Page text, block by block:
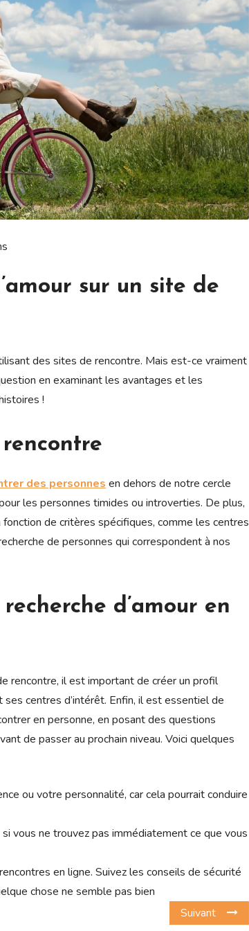
sur un site de
des sites de rencontre. Mais est-ce vraiment
en examinant les avantages et les
!
des personnesen dehors de notre cercle
les personnes timides ou introverties. De plus,
de critères spécifiques, comme les centres
de personnes qui correspondent à nos
d’amour en
rencontre, il est important de créer un profil
centres d’intérêt. Enfin, il est essentiel de
en personne, en posant des questions
de passer au prochain niveau. Voici quelques
ou votre personnalité, car cela pourrait conduire
vous ne trouvez pas immédiatement ce que vous
en ligne. Suivez les conseils de sécurité
chose ne semble pas bien
Suivant